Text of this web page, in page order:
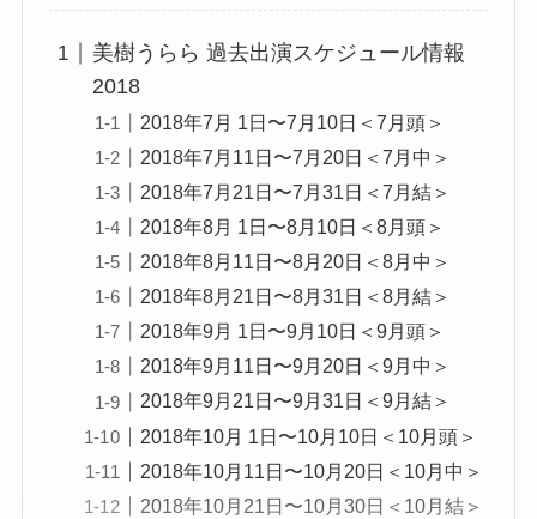
美樹うらら 過去出演スケジュール情報
2018
2018年7月 1日〜7月10日＜7月頭＞
2018年7月11日〜7月20日＜7月中＞
2018年7月21日〜7月31日＜7月結＞
2018年8月 1日〜8月10日＜8月頭＞
2018年8月11日〜8月20日＜8月中＞
2018年8月21日〜8月31日＜8月結＞
2018年9月 1日〜9月10日＜9月頭＞
2018年9月11日〜9月20日＜9月中＞
2018年9月21日〜9月31日＜9月結＞
2018年10月 1日〜10月10日＜10月頭＞
2018年10月11日〜10月20日＜10月中＞
2018年10月21日〜10月30日＜10月結＞